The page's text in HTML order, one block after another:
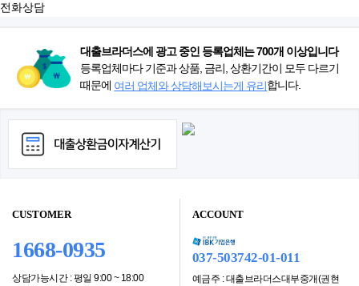
전화상담
대출브라더스에 광고 중인 등록업체는 700개 이상입니다
등록업체마다 기준과 상품, 금리, 상환기간이 모두 다르기
때문에 여러 업체와 상담해보시는게 유리합니다.
CUSTOMER
1668-0935
상담가능시간 : 평일 9:00 ~ 18:00
ACCOUNT
037-503742-01-011
예금주 : 대출브라더스대부중개(권현